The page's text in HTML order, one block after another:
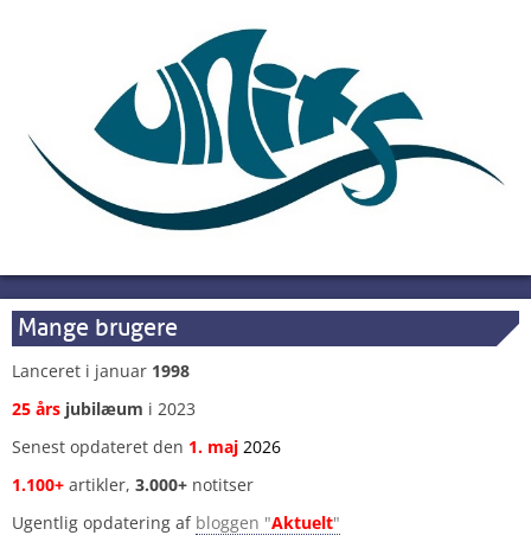
Mange brugere
Lanceret i januar 1998
25 års jubilæum i 2023
Senest opdateret den 1. maj 2026
1.100+ artikler, 3.000+ notitser
Ugentlig opdatering af bloggen "Aktuelt"